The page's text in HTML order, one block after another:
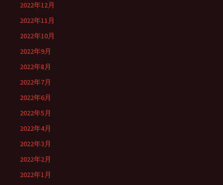
2022年12月
2022年11月
2022年10月
2022年9月
2022年8月
2022年7月
2022年6月
2022年5月
2022年4月
2022年3月
2022年2月
2022年1月